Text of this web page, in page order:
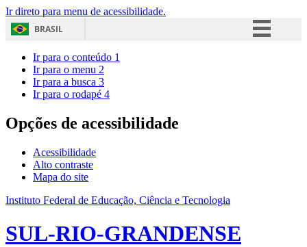
Ir direto para menu de acessibilidade.
BRASIL
Acesso à informação
Ir para o conteúdo 1
Ir para o menu 2
Ir para a busca 3
Ir para o rodapé 4
Opções de acessibilidade
Acessibilidade
Alto contraste
Mapa do site
Instituto Federal de Educação, Ciência e Tecnologia
SUL-RIO-GRANDENSE